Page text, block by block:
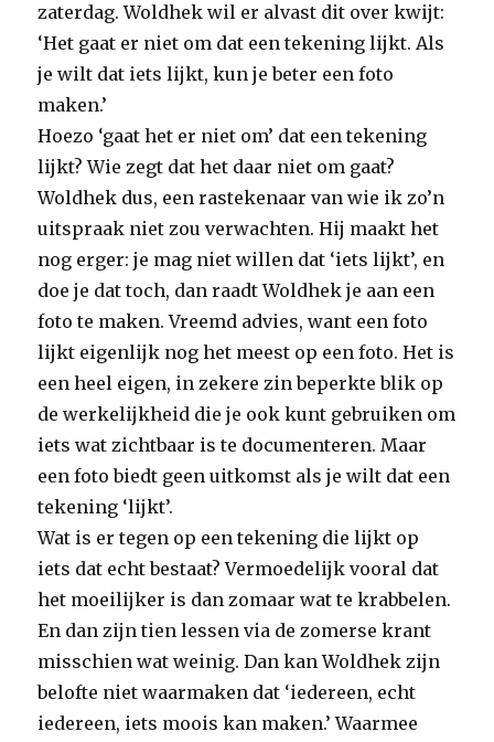
zaterdag. Woldhek wil er alvast dit over kwijt:
‘Het gaat er niet om dat een tekening lijkt. Als
je wilt dat iets lijkt, kun je beter een foto
maken.’
Hoezo ‘gaat het er niet om’ dat een tekening
lijkt? Wie zegt dat het daar niet om gaat?
Woldhek dus, een rastekenaar van wie ik zo’n
uitspraak niet zou verwachten. Hij maakt het
nog erger: je mag niet willen dat ‘iets lijkt’, en
doe je dat toch, dan raadt Woldhek je aan een
foto te maken. Vreemd advies, want een foto
lijkt eigenlijk nog het meest op een foto. Het is
een heel eigen, in zekere zin beperkte blik op
de werkelijkheid die je ook kunt gebruiken om
iets wat zichtbaar is te documenteren. Maar
een foto biedt geen uitkomst als je wilt dat een
tekening ‘lijkt’.
Wat is er tegen op een tekening die lijkt op
iets dat echt bestaat? Vermoedelijk vooral dat
het moeilijker is dan zomaar wat te krabbelen.
En dan zijn tien lessen via de zomerse krant
misschien wat weinig. Dan kan Woldhek zijn
belofte niet waarmaken dat ‘iedereen, echt
iedereen, iets moois kan maken.’ Waarmee